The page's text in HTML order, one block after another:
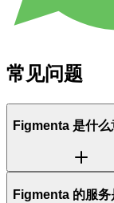
常见问题
Figmenta 是什么
Figmenta 的服务